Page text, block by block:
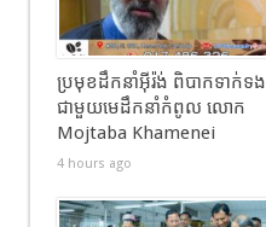
ប្រមុខដឹកនាំអ៊ីរ៉ង់ ពិបាកទាក់ទង
ជាមួយមេដឹកនាំកំពូល លោក
Mojtaba Khamenei
4 hours ago